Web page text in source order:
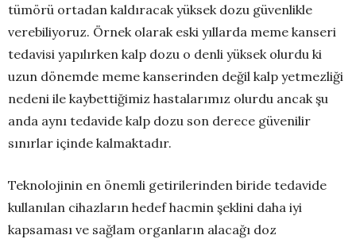
tümörü ortadan kaldıracak yüksek dozu güvenlikle
verebiliyoruz. Örnek olarak eski yıllarda meme kanseri
tedavisi yapılırken kalp dozu o denli yüksek olurdu ki
uzun dönemde meme kanserinden değil kalp yetmezliği
nedeni ile kaybettiğimiz hastalarımız olurdu ancak şu
anda aynı tedavide kalp dozu son derece güvenilir
sınırlar içinde kalmaktadır.
Teknolojinin en önemli getirilerinden biride tedavide
kullanılan cihazların hedef hacmin şeklini daha iyi
kapsaması ve sağlam organların alacağı doz